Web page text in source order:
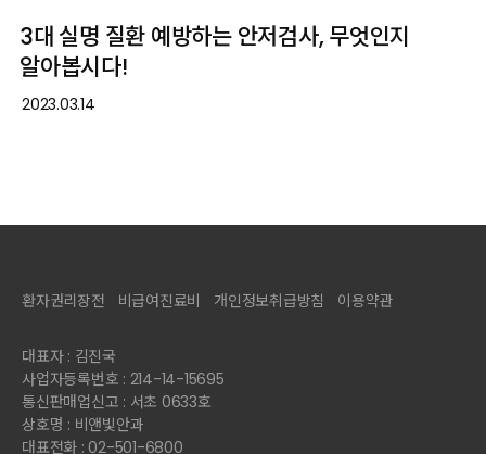
3대 실명 질환 예방하는 안저검사, 무엇인지
알아봅시다!
2023.03.14
환자권리장전 비급여진료비 개인정보취급방침 이용약관
대표자 : 김진국
사업자등록번호 : 214-14-15695
통신판매업신고 : 서초 0633호
상호명 : 비앤빛안과
대표전화 : 02-501-6800